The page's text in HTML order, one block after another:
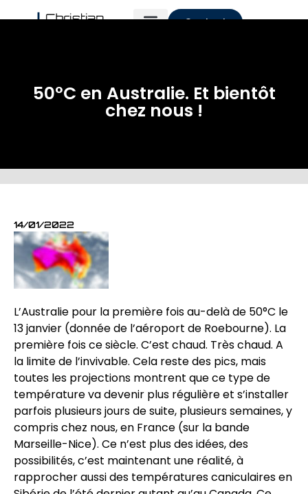
Contact
50°C en Australie. Et bientôt
chez nous !
14/01/2022
L’Australie pour la première fois au-delà de 50°C le
13 janvier (donnée de l’aéroport de Roebourne). La
première fois ce siècle. C’est chaud. Très chaud. A
la limite de l’invivable. Cela reste des pics, mais
toutes les projections montrent que ce type de
température va devenir plus régulière et s’installer
parfois plusieurs jours de suite, plusieurs semaines, y
compris chez nous, en France (sur la bande
Marseille-Nice). Ce n’est plus des idées, des
possibilités, c’est maintenant une réalité, à
rapprocher aussi des températures caniculaires en